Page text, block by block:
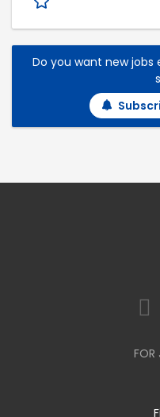
Do you want new
FOR